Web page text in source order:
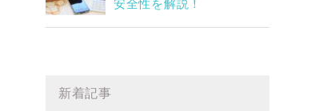
安全性を解説！
新着記事